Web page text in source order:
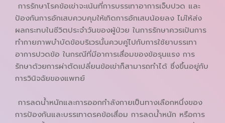
การรักษาโรคข้อเข่าจะเน้นที่การบรรเทาอาการเจ็บปวด และ
ป้องกันการอักเสบควบคุมให้เกิดการอักเสบน้อยลง ไม่ให้ส่ง
ผลกระทบในชีวิตประจำวันของผู้ป่วย ในการรักษาควรเป้นการ
ทำกายภาพบำบัดข้อบริเวรนั้นควบคู่ไปกับการใช้ยาบรรเทา
อาการปวดข้อ ในกรณีที่มีอาการเสื่อมของข้อรุนแรง การ
รักษาด้วยการผ่าตัดเปลี่ยนข้อเข่าก็สามารถทำได้ ซึ่งขึ้นอยู่กับ
การวินิจฉัยของแพทย์
การลดน้ำหนักและการออกกำลังกายเป็นทางเลือกหนึ่งของ
การป้องกันและบรรเทาดรคข้อเสื่อม การลดน้ำหนัก หรือการ